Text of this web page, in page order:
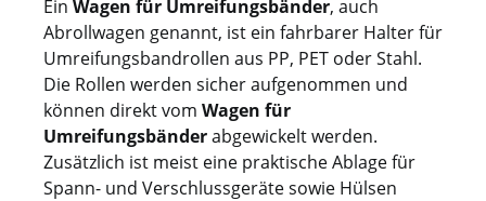
Ein Wagen für Umreifungsbänder, auch
Abrollwagen genannt, ist ein fahrbarer Halter für
Umreifungsbandrollen aus PP, PET oder Stahl.
Die Rollen werden sicher aufgenommen und
können direkt vom Wagen für
Umreifungsbänderabgewickelt werden.
Zusätzlich ist meist eine praktische Ablage für
Spann- und Verschlussgeräte sowie Hülsen